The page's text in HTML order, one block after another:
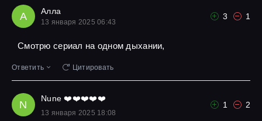
А Алла
13 января 2025 06:43
3 1
Смотрю сериал на одном дыхании,
Ответить Цитировать
N
Nune ❤️❤️❤️❤️❤️
13 января 2025 18:08
1 2